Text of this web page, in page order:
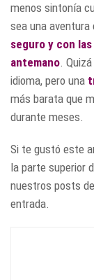
menos sintonía
sea una
seguro y con
antemano.
idioma, pero una
más barata que
durante meses.
Si te gustó este
la parte superior
nuestros posts
entrada.